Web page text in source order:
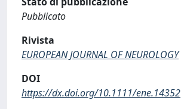
Pubblicato
Rivista
EUROPEAN JOURNAL OF NEUROLOGY
DOI
https://dx.doi.org/10.1111/ene.14352